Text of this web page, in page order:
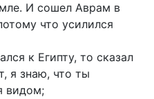
И сошел Аврам в
что усилился
к Египту, то сказал
я знаю, что ты
видом;